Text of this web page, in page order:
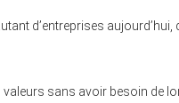
d’entreprises
sans avoir besoin de